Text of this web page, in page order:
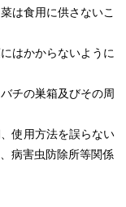
は食用に供さないこ
はかからないように
チの巣箱及びその周
使用方法を誤らない
病害虫防除所等関係